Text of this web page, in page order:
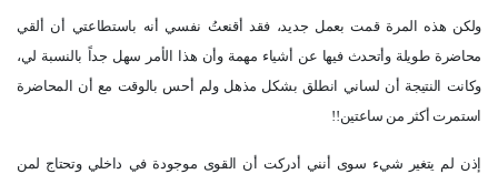
ولكن هذه المرة قمت بعمل جديد، فقد أقنعتُ نفسي أنه باستطاعتي أن ألقي
محاضرة طويلة وأتحدث فيها عن أشياء مهمة وأن هذا الأمر سهل جداً بالنسبة لي،
وكانت النتيجة أن لساني انطلق بشكل مذهل ولم أحس بالوقت مع أن المحاضرة
استمرت أكثر من ساعتين!!
إذن لم يتغير شيء سوى أنني أدركت أن القوى موجودة في داخلي وتحتاج لمن